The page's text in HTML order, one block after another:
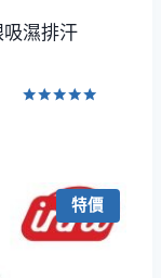
濕排汗
特價